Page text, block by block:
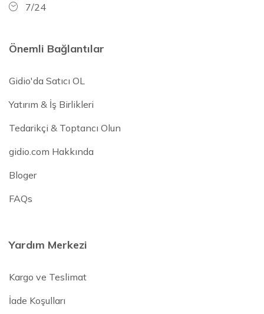
7/24
Önemli Bağlantılar
Gidio'da Satıcı OL
Yatırım & İş Birlikleri
Tedarikçi & Toptancı Olun
gidio.com Hakkında
Bloger
FAQs
Yardım Merkezi
Kargo ve Teslimat
İade Koşulları